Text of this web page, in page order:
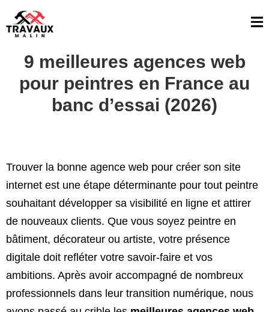
9 meilleures agences web
pour peintres en France au
banc d’essai (2026)
Trouver la bonne agence web pour créer son site
internet est une étape déterminante pour tout peintre
souhaitant développer sa visibilité en ligne et attirer
de nouveaux clients. Que vous soyez peintre en
bâtiment, décorateur ou artiste, votre présence
digitale doit refléter votre savoir-faire et vos
ambitions. Après avoir accompagné de nombreux
professionnels dans leur transition numérique, nous